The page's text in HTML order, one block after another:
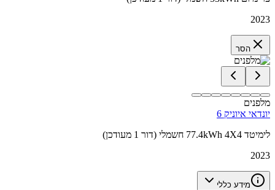
2023
הסר
מלפנים
יונדאי איוניק 6
לימיטד 77.4kWh 4X4 חשמלי (דור 1 מעודכן)
2023
מידע כללי